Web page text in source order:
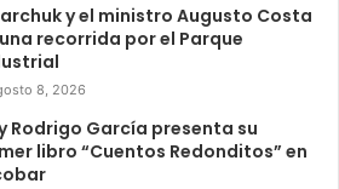
y el ministro Augusto Costa
recorrida por el Parque
8, 2026
Rodrigo García presenta su
libro “Cuentos Redonditos” en